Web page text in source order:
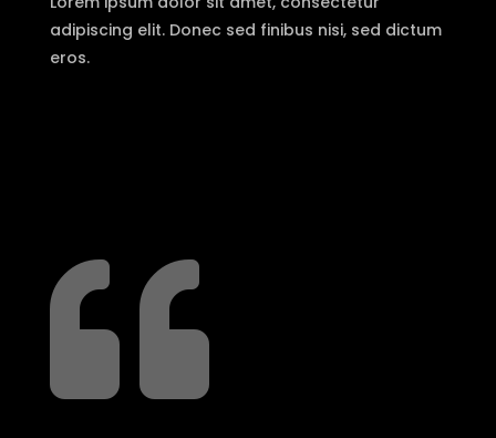
adipiscing elit. Donec sed finibus nisi, sed dictum
eros.
